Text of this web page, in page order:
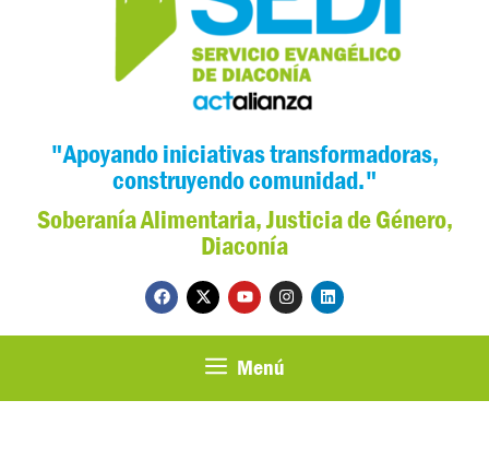
"Apoyando iniciativas transformadoras,
construyendo comunidad."
Soberanía Alimentaria, Justicia de Género,
Diaconía
Menú